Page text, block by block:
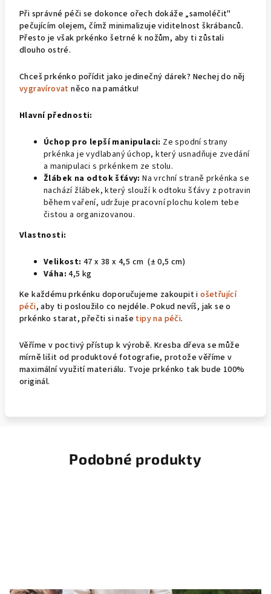
Při správné péči se dokonce ořech dokáže „samoléčit"
pečujícím olejem, čímž minimalizuje viditelnost škrábanců.
Přesto je však prkénko šetrné k nožům, aby ti zůstali
dlouho ostré.
Chceš prkénko pořídit jako jedinečný dárek? Nechej do něj
vygravírovat něco na památku!
Hlavní přednosti:
Úchop pro lepší manipulaci: Ze spodní strany
prkénka je vydlabaný úchop, který usnadňuje zvedání
a manipulaci s prkénkem ze stolu.
Žlábek na odtok šťávy: Na vrchní straně prkénka se
nachází žlábek, který slouží k odtoku šťávy z potravin
během vaření, udržuje pracovní plochu kolem tebe
čistou a organizovanou.
Vlastnosti:
Velikost: 47 x 38 x 4,5 cm (± 0,5 cm)
Váha: 4,5 kg
Ke každému prkénku doporučujeme zakoupit iošetřující
péči, aby ti posloužilo co nejdéle. Pokud nevíš, jak se o
prkénko starat, přečti si naše tipy na péči.
Věříme v poctivý přístup k výrobě. Kresba dřeva se může
mírně lišit od produktové fotografie, protože věříme v
maximální využití materiálu. Tvoje prkénko tak bude 100%
originál.
Podobné produkty